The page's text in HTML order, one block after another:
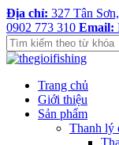
Địa chỉ: 327 Tân
0902 773 310 Email:
Trang chủ
Giới thiệu
Sản phẩm
Thanh lý